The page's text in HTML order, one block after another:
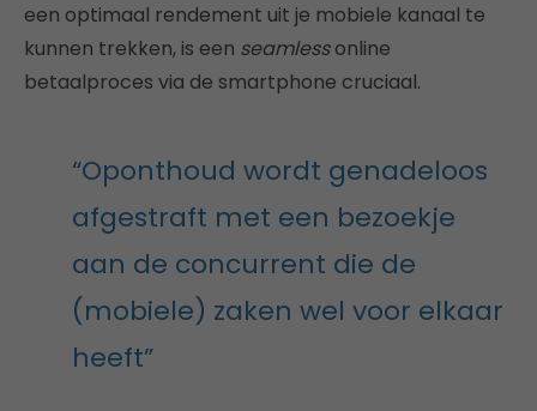
een optimaal rendement uit je mobiele kanaal te
kunnen trekken, is een seamlessonline
betaalproces via de smartphone cruciaal.
“Oponthoud wordt genadeloos
afgestraft met een bezoekje
aan de concurrent die de
(mobiele) zaken wel voor elkaar
heeft”